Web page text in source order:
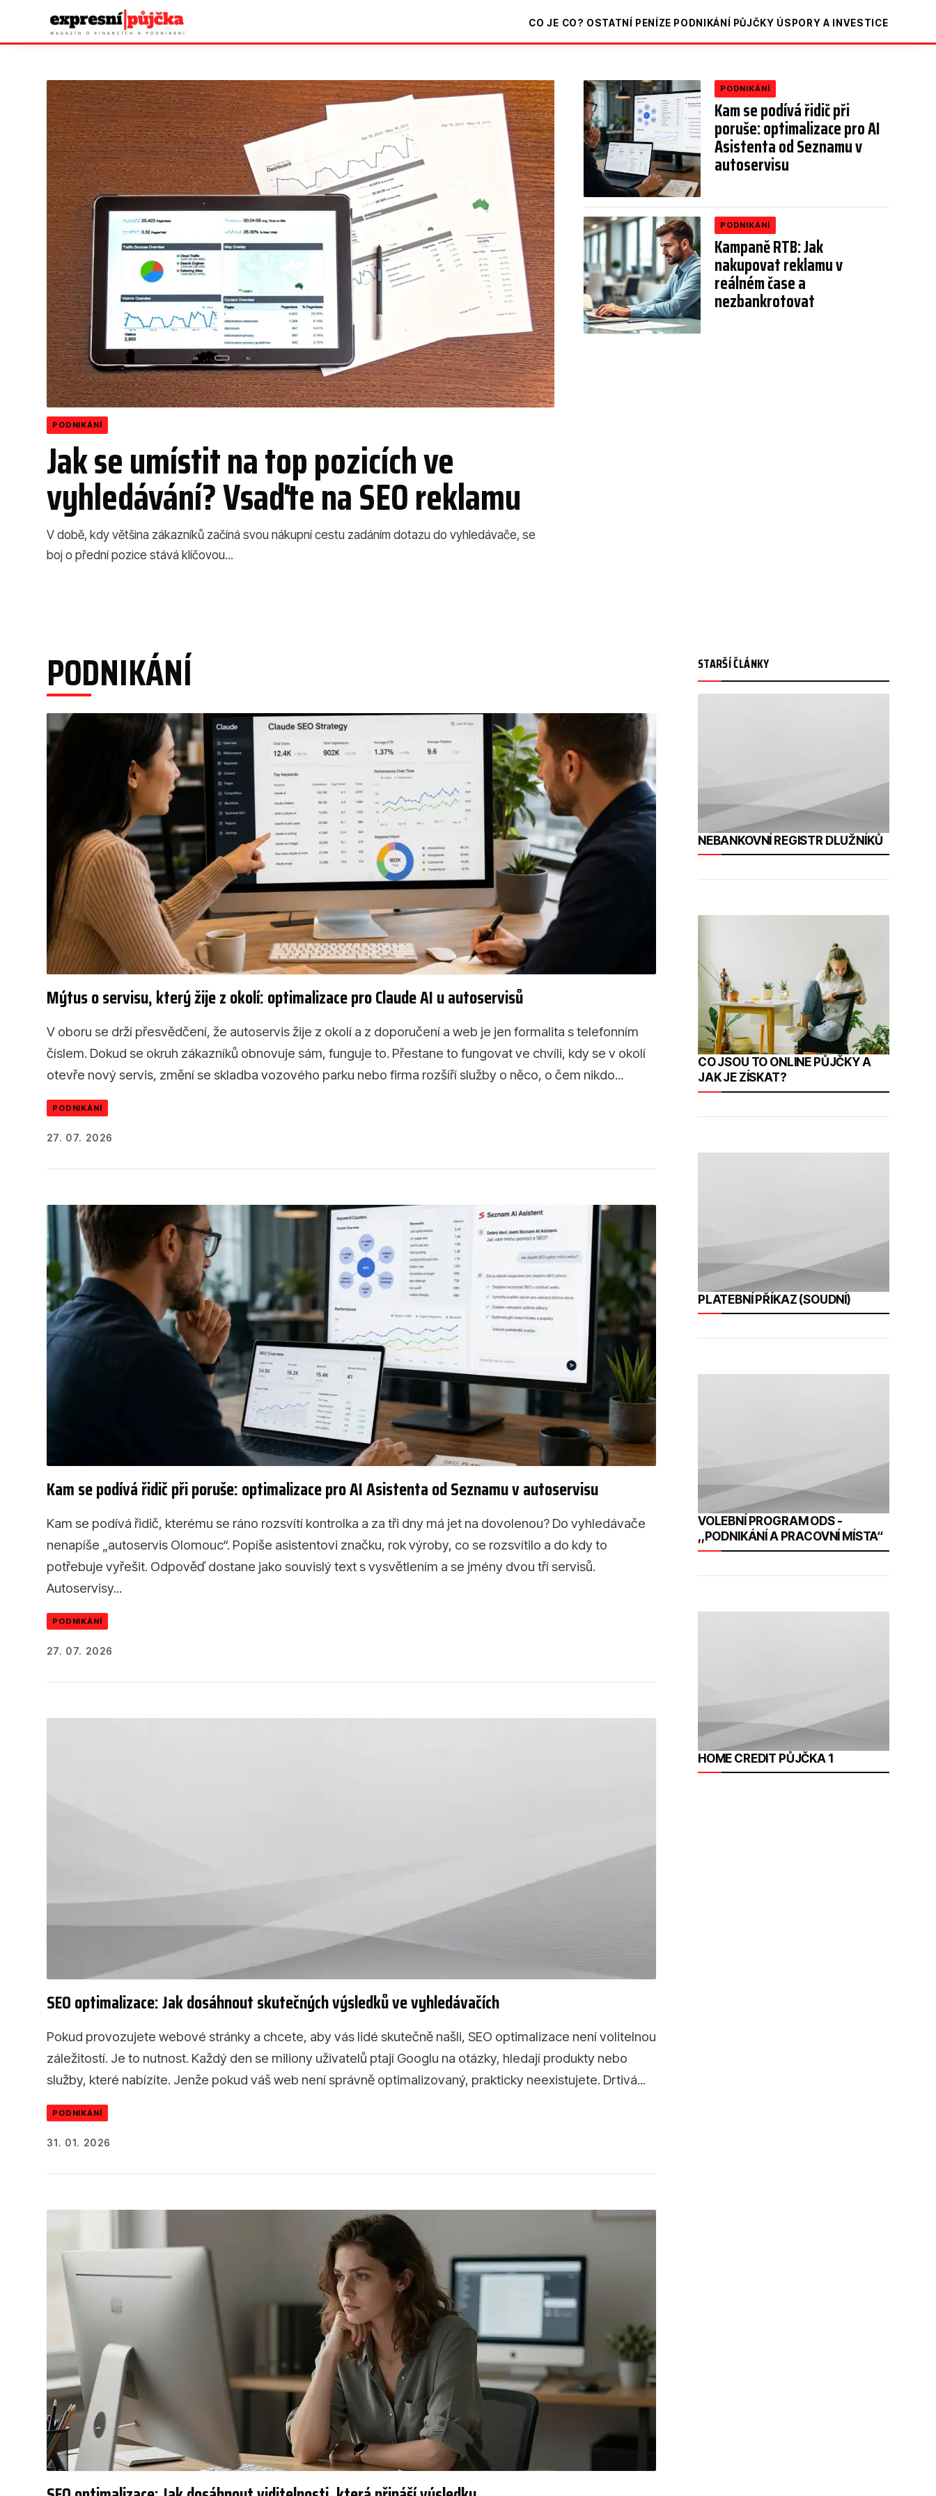
CO JE CO? OSTATNÍ PENÍZE PODNIKÁNÍ PŮJČKY ÚSPORY A INVESTICE
Jak se umístit na top pozicích ve
vyhledávání? Vsaďte na SEO reklamu
V době, kdy většina zákazníků začíná svou nákupní cestu zadáním dotazu do vyhledávače, se
boj o přední pozice stává klíčovou...
PODNIKÁNÍ
Kam se podívá řidič při
poruše: optimalizace pro AI
Asistenta od Seznamu v
autoservisu
PODNIKÁNÍ
Kampaně RTB: Jak
nakupovat reklamu v
reálném čase a
nezbankrotovat
PODNIKÁNÍ
PODNIKÁNÍ
Mýtus o servisu, který žije z okolí: optimalizace pro Claude AI u autoservisů
V oboru se drží přesvědčení, že autoservis žije z okolí a z doporučení a web je jen formalita s telefonním
číslem. Dokud se okruh zákazníků obnovuje sám, funguje to. Přestane to fungovat ve chvíli, kdy se v okolí
otevře nový servis, změní se skladba vozového parku nebo firma rozšíří služby o něco, o čem nikdo...
PODNIKÁNÍ
27. 07. 2026
Kam se podívá řidič při poruše: optimalizace pro AI Asistenta od Seznamu v autoservisu
Kam se podívá řidič, kterému se ráno rozsvítí kontrolka a za tři dny má jet na dovolenou? Do vyhledávače
nenapíše „autoservis Olomouc“. Popíše asistentovi značku, rok výroby, co se rozsvítilo a do kdy to
potřebuje vyřešit. Odpověď dostane jako souvislý text s vysvětlením a se jmény dvou tří servisů.
Autoservisy...
PODNIKÁNÍ
27. 07. 2026
SEO optimalizace: Jak dosáhnout skutečných výsledků ve vyhledávačích
Pokud provozujete webové stránky a chcete, aby vás lidé skutečně našli, SEO optimalizace není volitelnou
záležitostí. Je to nutnost. Každý den se miliony uživatelů ptají Googlu na otázky, hledají produkty nebo
služby, které nabízíte. Jenže pokud váš web není správně optimalizovaný, prakticky neexistujete. Drtivá...
PODNIKÁNÍ
31. 01. 2026
STARŠÍ ČLÁNKY
NEBANKOVNÍ REGISTR DLUŽNÍKŮ
CO JSOU TO ONLINE PŮJČKY A
JAK JE ZÍSKAT?
PLATEBNÍ PŘÍKAZ (SOUDNÍ)
VOLEBNÍ PROGRAM ODS -
,,PODNIKÁNÍ A PRACOVNÍ MÍSTA“
HOME CREDIT PŮJČKA 1